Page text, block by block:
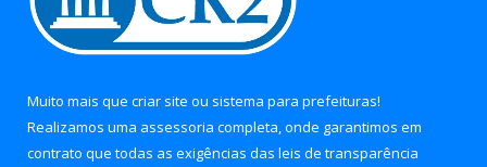
Muito mais que criar site ou sistema para prefeituras!
Realizamos uma assessoria completa, onde garantimos em
contrato que todas as exigências das leis de transparência